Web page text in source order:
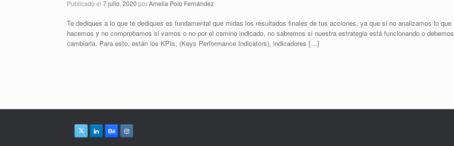
Publicado el 7 julio, 2020 porAmelia Polo Fernández
Te dediques a lo que te dediques es fundamental que midas los resultados finales de tus acciones, ya que si no analizamos lo que
hacemos y no comprobamos si vamos o no por el camino indicado, no sabremos si nuestra estrategia está funcionando o debemos
cambiarla. Para esto, están los KPIs, (Keys Performance Indicators), indicadores […]